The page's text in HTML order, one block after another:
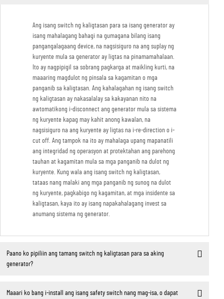
Ang isang switch ng kaligtasan para sa isang generator ay
isang mahalagang bahagi na gumagana bilang isang
pangangalagaang device, na nagsisiguro na ang suplay ng
kuryente mula sa generator ay ligtas na pinamamahalaan.
Ito ay nagpipigil sa sobrang pagkarga at maikling kurti, na
maaaring magdulot ng pinsala sa kagamitan o mga
panganib sa kaligtasan. Ang kahalagahan ng isang switch
ng kaligtasan ay nakasalalay sa kakayanan nito na
awtomatikong i-disconnect ang generator mula sa sistema
ng kuryente kapag may kahit anong kawalan, na
nagsisiguro na ang kuryente ay ligtas na i-re-direction o i-
cut off. Ang tampok na ito ay mahalaga upang mapanatili
ang integridad ng operasyon at protektahan ang parehong
tauhan at kagamitan mula sa mga panganib na dulot ng
kuryente. Kung wala ang isang switch ng kaligtasan,
tataas nang malaki ang mga panganib ng sunog na dulot
ng kuryente, pagkabigo ng kagamitan, at mga insidente sa
kaligtasan, kaya ito ay isang napakahalagang invest sa
anumang sistema ng generator.
Paano ko pipiliin ang tamang switch ng kaligtasan para sa aking
generator?
Maaari ko bang i-install ang isang safety switch nang mag-isa, o dapat